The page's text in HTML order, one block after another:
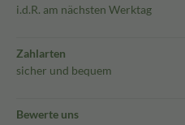
i.d.R. am nächsten Werktag
Zahlarten
sicher und bequem
Bewerte uns